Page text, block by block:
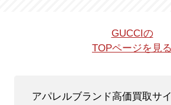
GUCCIの
TOPページを見る
アパレルブランド高価買取サ